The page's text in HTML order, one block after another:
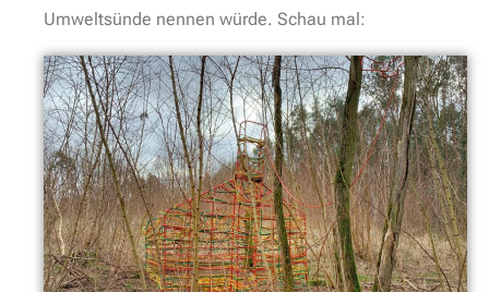
Umweltsünde nennen würde. Schau mal: